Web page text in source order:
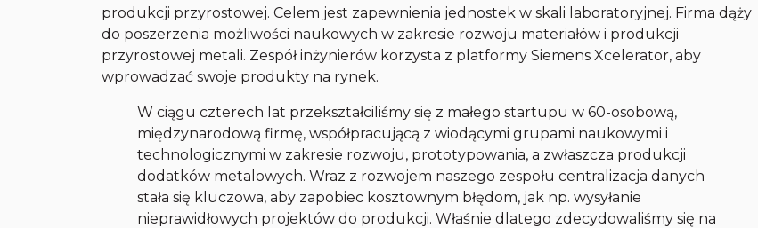
produkcji przyrostowej. Celem jest zapewnienia jednostek w skali laboratoryjnej. Firma dąży
do poszerzenia możliwości naukowych w zakresie rozwoju materiałów i produkcji
przyrostowej metali. Zespół inżynierów korzysta z platformy Siemens Xcelerator, aby
wprowadzać swoje produkty na rynek.
W ciągu czterech lat przekształciliśmy się z małego startupu w 60-osobową,
międzynarodową firmę, współpracującą z wiodącymi grupami naukowymi i
technologicznymi w zakresie rozwoju, prototypowania, a zwłaszcza produkcji
dodatków metalowych. Wraz z rozwojem naszego zespołu centralizacja danych
stała się kluczowa, aby zapobiec kosztownym błędom, jak np. wysyłanie
nieprawidłowych projektów do produkcji. Właśnie dlatego zdecydowaliśmy się na